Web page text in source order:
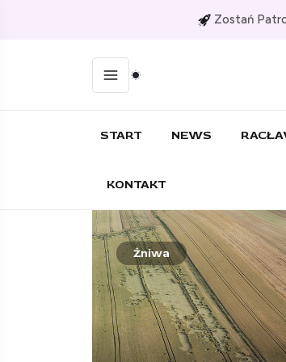
Zostań
START NEWS
KONTAKT
Żniwa